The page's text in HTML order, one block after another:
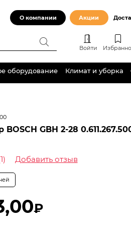
О компании Акции
Войти
оборудование Климат и уборка
GBH 2-28
Добавить отзыв
₽